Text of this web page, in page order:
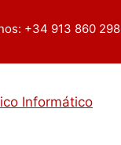
+34 913 860 298